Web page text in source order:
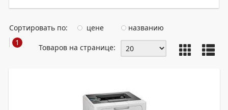
Сортировать по: цене
названию
1
Товаров на странице: